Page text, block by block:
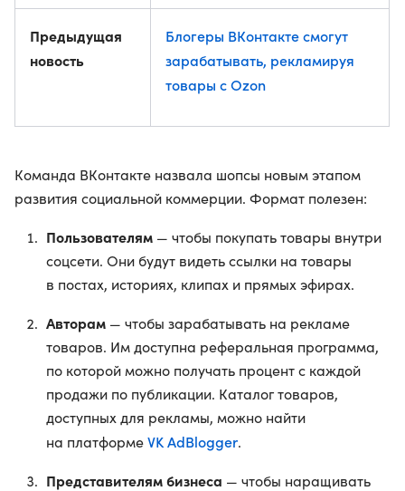
Предыдущая
новость
Блогеры ВКонтакте смогут
зарабатывать, рекламируя
товары с Ozon
Команда ВКонтакте назвала шопсы новым этапом
развития социальной коммерции. Формат полезен:
Пользователям — чтобы покупать товары внутри
соцсети. Они будут видеть ссылки на товары
в постах, историях, клипах и прямых эфирах.
Авторам — чтобы зарабатывать на рекламе
товаров. Им доступна реферальная программа,
по которой можно получать процент с каждой
продажи по публикации. Каталог товаров,
доступных для рекламы, можно найти
на платформеVK AdBlogger.
Представителям бизнеса — чтобы наращивать